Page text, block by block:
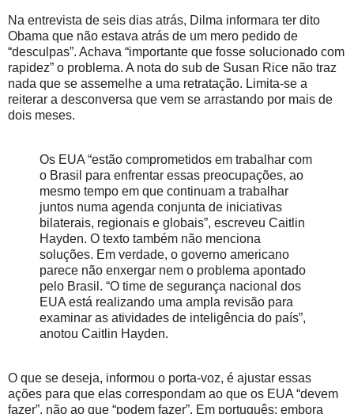
Na entrevista de seis dias atrás, Dilma informara ter dito
Obama que não estava atrás de um mero pedido de
“desculpas”. Achava “importante que fosse solucionado com
rapidez” o problema. A nota do sub de Susan Rice não traz
nada que se assemelhe a uma retratação. Limita-se a
reiterar a desconversa que vem se arrastando por mais de
dois meses.
Os EUA “estão comprometidos em trabalhar com
o Brasil para enfrentar essas preocupações, ao
mesmo tempo em que continuam a trabalhar
juntos numa agenda conjunta de iniciativas
bilaterais, regionais e globais”, escreveu Caitlin
Hayden. O texto também não menciona
soluções. Em verdade, o governo americano
parece não enxergar nem o problema apontado
pelo Brasil. “O time de segurança nacional dos
EUA está realizando uma ampla revisão para
examinar as atividades de inteligência do país”,
anotou Caitlin Hayden.
O que se deseja, informou o porta-voz, é ajustar essas
ações para que elas correspondam ao que os EUA “devem
fazer”, não ao que “podem fazer”. Em português: embora